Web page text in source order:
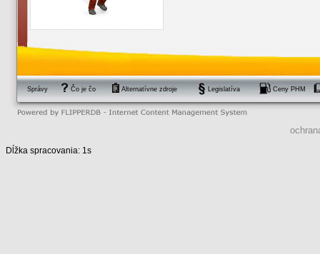
Správy Čo je čo Alternatívne zdroje Legislatíva Ceny PHM
Dĺžka spracovania: 1s